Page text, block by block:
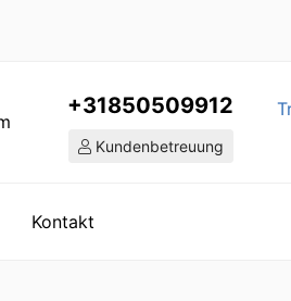
+31850509912
Kundenbetreuung
Kontakt